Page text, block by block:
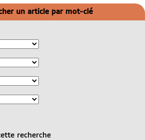
un article par mot-clé
recherche